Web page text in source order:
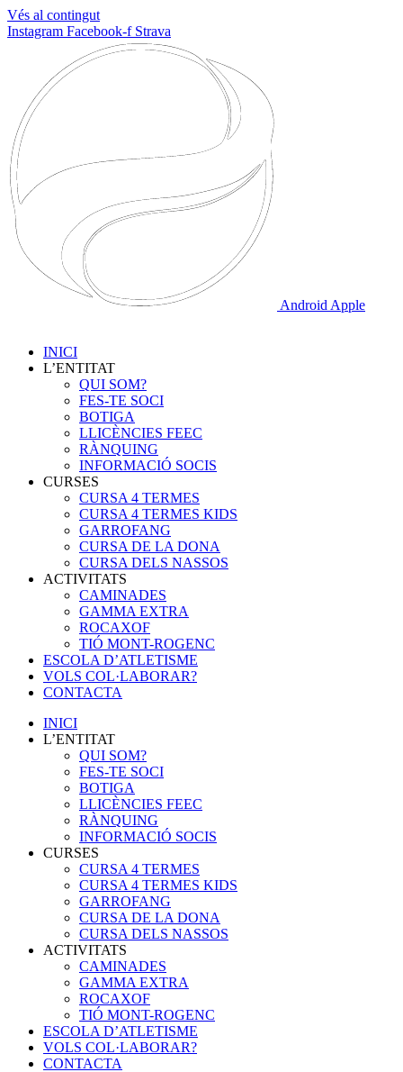
Vés al contingut
Instagram Facebook-f Strava
Android Apple
INICI
L’ENTITAT
QUI SOM?
FES-TE SOCI
BOTIGA
LLICÈNCIES FEEC
RÀNQUING
INFORMACIÓ SOCIS
CURSES
CURSA 4 TERMES
CURSA 4 TERMES KIDS
GARROFANG
CURSA DE LA DONA
CURSA DELS NASSOS
ACTIVITATS
CAMINADES
GAMMA EXTRA
ROCAXOF
TIÓ MONT-ROGENC
ESCOLA D’ATLETISME
VOLS COL·LABORAR?
CONTACTA
INICI
L’ENTITAT
QUI SOM?
FES-TE SOCI
BOTIGA
LLICÈNCIES FEEC
RÀNQUING
INFORMACIÓ SOCIS
CURSES
CURSA 4 TERMES
CURSA 4 TERMES KIDS
GARROFANG
CURSA DE LA DONA
CURSA DELS NASSOS
ACTIVITATS
CAMINADES
GAMMA EXTRA
ROCAXOF
TIÓ MONT-ROGENC
ESCOLA D’ATLETISME
VOLS COL·LABORAR?
CONTACTA